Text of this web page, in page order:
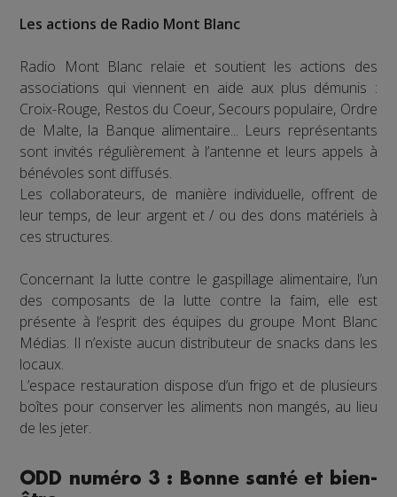
Les actions de Radio Mont Blanc
Radio Mont Blanc relaie et soutient les actions des
associations qui viennent en aide aux plus démunis :
Croix-Rouge, Restos du Coeur, Secours populaire, Ordre
de Malte, la Banque alimentaire... Leurs représentants
sont invités régulièrement à l’antenne et leurs appels à
bénévoles sont diffusés.
Les collaborateurs, de manière individuelle, offrent de
leur temps, de leur argent et / ou des dons matériels à
ces structures.
Concernant la lutte contre le gaspillage alimentaire, l’un
des composants de la lutte contre la faim, elle est
présente à l’esprit des équipes du groupe Mont Blanc
Médias. Il n’existe aucun distributeur de snacks dans les
locaux.
L’espace restauration dispose d’un frigo et de plusieurs
boîtes pour conserver les aliments non mangés, au lieu
de les jeter.
ODD numéro 3 : Bonne santé et bien-